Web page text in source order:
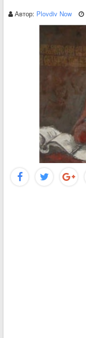
Автор: Plovdiv Now